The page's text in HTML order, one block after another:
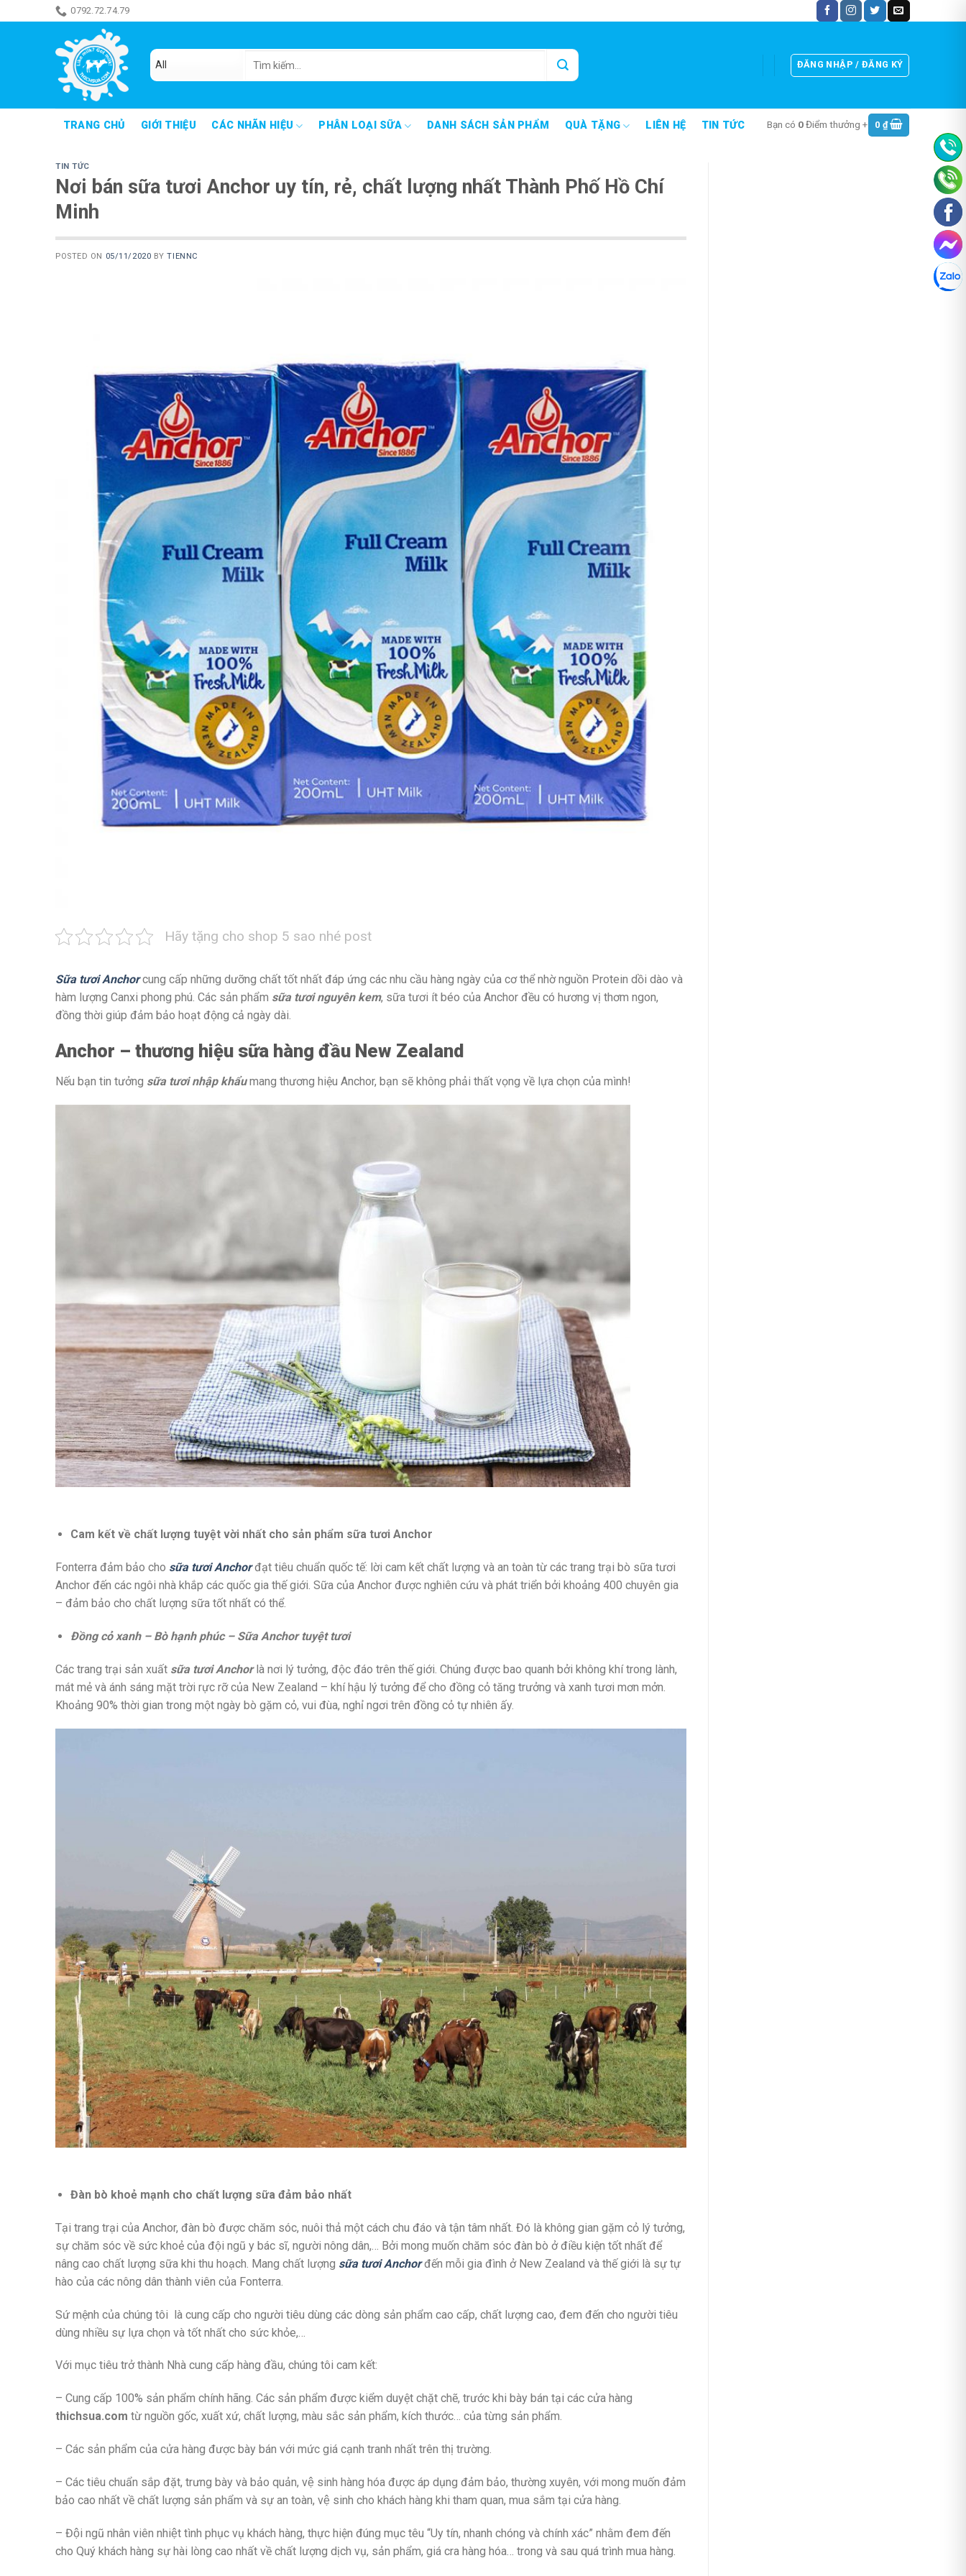
to
0792.72.74.79
kiếm:
ĐĂNG NHẬP / ĐĂNG KÝ
TRANG CHỦ GIỚI THIỆU CÁC NHÃN HIỆU PHÂN LOẠI SỮA DANH SÁCH SẢN PHẨM QUÀ TẶNG LIÊN HỆ TIN TỨC Bạn có 0Điểm thưởng + 0 ₫
TIN TỨC
Nơi bán sữa tươi Anchor uy tín, rẻ, chất lượng nhất Thành Phố Hồ Chí
Minh
POSTED ON 05/11/2020 BYTIENNC
Hãy tặng cho shop 5 sao nhé post
Sữa tươi Anchorcung cấp những dưỡng chất tốt nhất đáp ứng các nhu cầu hàng ngày của cơ thể nhờ nguồn Protein dồi dào và
hàm lượng Canxi phong phú. Các sản phẩm sữa tươi nguyên kem, sữa tươi ít béo của Anchor đều có hương vị thơm ngon,
đồng thời giúp đảm bảo hoạt động cả ngày dài.
Anchor – thương hiệu sữa hàng đầu New Zealand
Nếu bạn tin tưởng sữa tươi nhập khẩu mang thương hiệu Anchor, bạn sẽ không phải thất vọng về lựa chọn của mình!
Cam kết về chất lượng tuyệt vời nhất cho sản phẩm sữa tươi Anchor
Fonterra đảm bảo cho sữa tươi Anchorđạt tiêu chuẩn quốc tế: lời cam kết chất lượng và an toàn từ các trang trại bò sữa tươi
Anchor đến các ngôi nhà khắp các quốc gia thế giới. Sữa của Anchor được nghiên cứu và phát triển bởi khoảng 400 chuyên gia
– đảm bảo cho chất lượng sữa tốt nhất có thể.
Đồng cỏ xanh – Bò hạnh phúc – Sữa Anchor tuyệt tươi
Các trang trại sản xuất sữa tươi Anchorlà nơi lý tưởng, độc đáo trên thế giới. Chúng được bao quanh bởi không khí trong lành,
mát mẻ và ánh sáng mặt trời rực rỡ của New Zealand – khí hậu lý tưởng để cho đồng cỏ tăng trưởng và xanh tươi mơn mởn.
Khoảng 90% thời gian trong một ngày bò gặm cỏ, vui đùa, nghỉ ngơi trên đồng cỏ tự nhiên ấy.
Đàn bò khoẻ mạnh cho chất lượng sữa đảm bảo nhất
Tại trang trại của Anchor, đàn bò được chăm sóc, nuôi thả một cách chu đáo và tận tâm nhất. Đó là không gian gặm cỏ lý tưởng,
sự chăm sóc về sức khoẻ của đội ngũ y bác sĩ, người nông dân,… Bởi mong muốn chăm sóc đàn bò ở điều kiện tốt nhất để
nâng cao chất lượng sữa khi thu hoạch. Mang chất lượng sữa tươi Anchorđến mỗi gia đình ở New Zealand và thế giới là sự tự
hào của các nông dân thành viên của Fonterra.
Sứ mệnh của chúng tôi là cung cấp cho người tiêu dùng các dòng sản phẩm cao cấp, chất lượng cao, đem đến cho người tiêu
dùng nhiều sự lựa chọn và tốt nhất cho sức khỏe,…
Với mục tiêu trở thành Nhà cung cấp hàng đầu, chúng tôi cam kết:
– Cung cấp 100% sản phẩm chính hãng. Các sản phẩm được kiểm duyệt chặt chẽ, trước khi bày bán tại các cửa hàng
thichsua.com từ nguồn gốc, xuất xứ, chất lượng, màu sắc sản phẩm, kích thước… của từng sản phẩm.
– Các sản phẩm của cửa hàng được bày bán với mức giá cạnh tranh nhất trên thị trường.
– Các tiêu chuẩn sắp đặt, trưng bày và bảo quản, vệ sinh hàng hóa được áp dụng đảm bảo, thường xuyên, với mong muốn đảm
bảo cao nhất về chất lượng sản phẩm và sự an toàn, vệ sinh cho khách hàng khi tham quan, mua sắm tại cửa hàng.
– Đội ngũ nhân viên nhiệt tình phục vụ khách hàng, thực hiện đúng mục têu “Uy tín, nhanh chóng và chính xác” nhằm đem đến
cho Quý khách hàng sự hài lòng cao nhất về chất lượng dịch vụ, sản phẩm, giá cra hàng hóa… trong và sau quá trình mua hàng.